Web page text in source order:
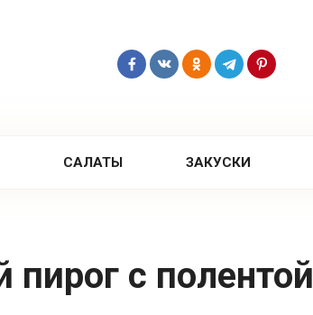
САЛАТЫ ЗАКУСКИ
пирог с полентой